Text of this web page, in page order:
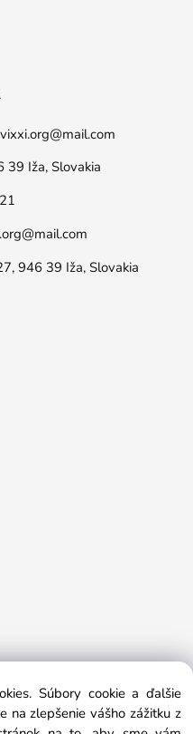
vixxi.org@mail.com
39 Iža, Slovakia
946 39 Iža, Slovakia
Súbory cookie a ďalšie
na zlepšenie vášho zážitku z